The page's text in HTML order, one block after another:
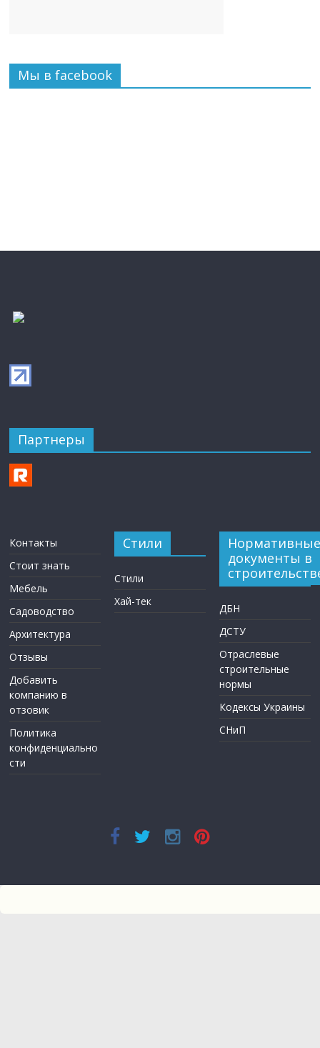
Мы в facebook
Партнеры
Контакты
Стоит знать
Мебель
Садоводство
Архитектура
Отзывы
Добавить
компанию в
отзовик
Политика
конфиденциально
сти
Стили
Стили
Хай-тек
Нормативные
документы в
ДБН
ДСТУ
Отраслевые
строительные
нормы
Кодексы Украины
СНиП